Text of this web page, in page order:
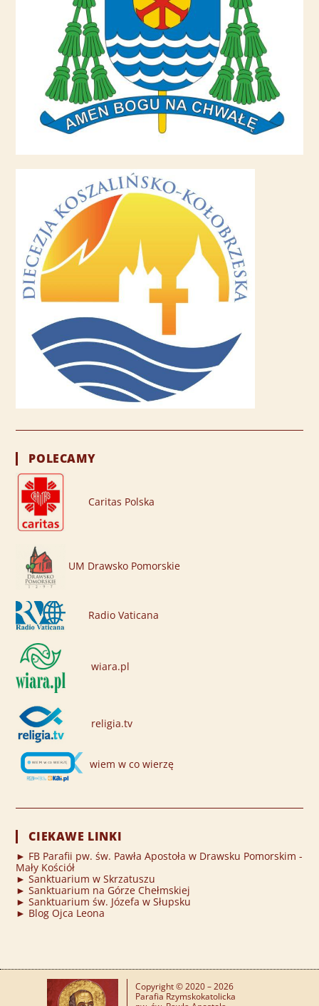
POLECAMY
Caritas Polska
UM Drawsko Pomorskie
Radio Vaticana
wiara.pl
religia.tv
wiem w co wierzę
CIEKAWE LINKI
► FB Parafii pw. św. Pawła Apostoła w Drawsku Pomorskim -
Mały Kościół
► Sanktuarium w Skrzatuszu
► Sanktuarium na Górze Chełmskiej
► Sanktuarium św. Józefa w Słupsku
► Blog Ojca Leona
Copyright © 2020 – 2026
Parafia Rzymskokatolicka